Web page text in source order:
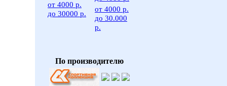
от 4000 р.
до 30000 р.
от 4000 р.
до 30.000
р.
По производителю